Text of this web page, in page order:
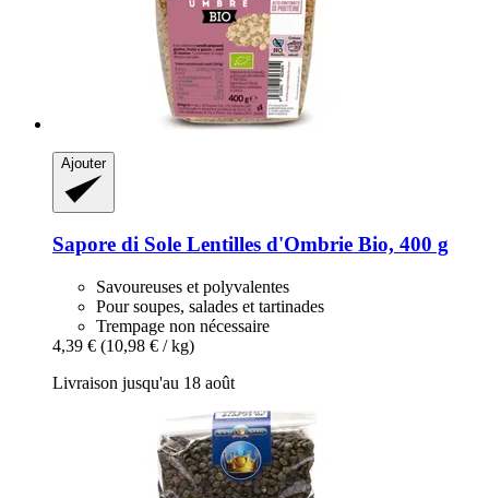
Ajouter
Sapore di Sole Lentilles d'Ombrie Bio, 400 g
Savoureuses et polyvalentes
Pour soupes, salades et tartinades
Trempage non nécessaire
4,39 € (10,98 € / kg)
Livraison jusqu'au 18 août